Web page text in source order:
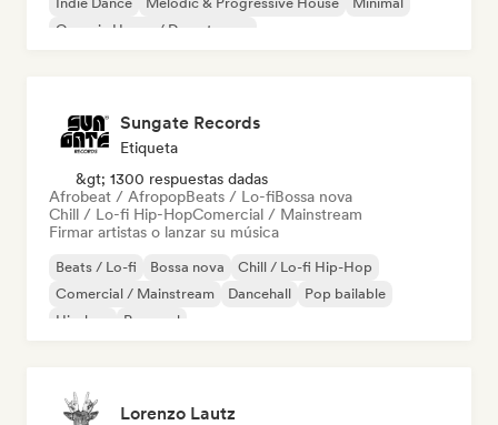
Organic House / Downtempo
Sungate Records
Etiqueta
&gt; 1300 respuestas dadas
Afrobeat / AfropopBeats / Lo-fiBossa nova
Chill / Lo-fi Hip-HopComercial / Mainstream
Firmar artistas o lanzar su música
Beats / Lo-fi Bossa nova
Chill / Lo-fi Hip-Hop
Comercial / Mainstream
Dancehall
Pop bailable
Hip-hop
Pop soul
Lorenzo Lautz